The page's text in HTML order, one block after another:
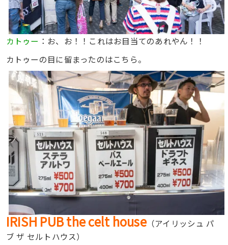
カトゥー ：お、お！！これはお目当てのあれやん！！
カトゥーの目に留まったのはこちら。
IRISH PUB the celt house（アイリッシュ パ
ブ ザ セルトハウス）